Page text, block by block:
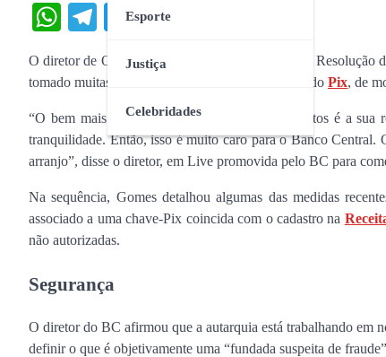
Esporte
Justiça
Celebridades
WhatsApp
Telegram
TwitterFacebook
O diretor de Organização do Sistema Financeiro e Resolução
tomado muitas medidas para reforçar a segurança do Pix, de
“O bem mais valioso de um arranjo de pagamentos é a sua
tranquilidade. Então, isso é muito caro para o Banco Central.
arranjo”, disse o diretor, em Live promovida pelo BC para
Na sequência, Gomes detalhou algumas das medidas
associado a uma chave-Pix coincida com o cadastro na
não autorizadas.
Segurança
O diretor do BC afirmou que a autarquia está trabalhando em
definir o que é objetivamente uma “fundada suspeita de